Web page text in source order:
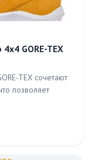
GORE-TEX
TEX сочетают
позволяет